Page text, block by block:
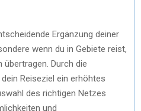
Ergänzung deiner
wenn du in Gebiete reist,
übertragen. Durch die
Reiseziel ein erhöhtes
des richtigen Netzes
und